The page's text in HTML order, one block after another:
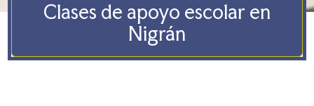
Clases de apoyo escolar en
Nigrán